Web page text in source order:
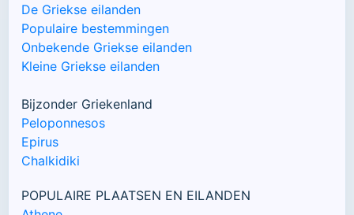
De Griekse eilanden
Populaire bestemmingen
Onbekende Griekse eilanden
Kleine Griekse eilanden
Bijzonder Griekenland
Peloponnesos
Epirus
Chalkidiki
POPULAIRE PLAATSEN EN EILANDEN